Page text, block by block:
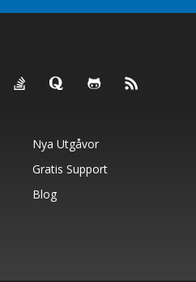
Nya Utgåvor
Gratis Support
Blog